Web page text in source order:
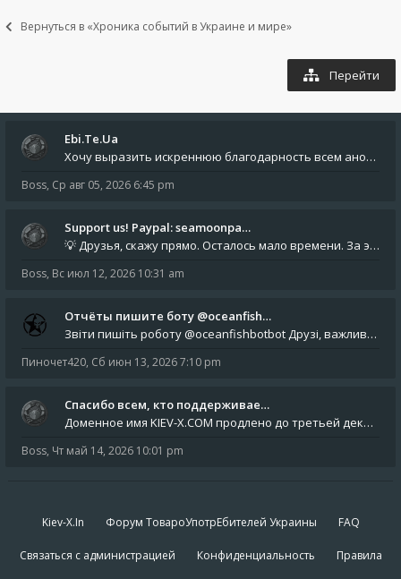
Вернуться в «Хроника событий в Украине и мире»
Перейти
Ebi.Te.Ua
Хочу выразить искреннюю благодарность всем анонимным пользователям, которые поддержали наше сообщество финансово. Благод
Boss, Ср авг 05, 2026 6:45 pm
Support us! Paypal: seamoonpa…
💡 Друзья, скажу прямо. Осталось мало времени. За это время нам нужно закрыть последние обязательные расходы: около 500
Boss, Вс июл 12, 2026 10:31 am
Отчёты пишите боту @oceanfish…
Звіти пишіть роботу @oceanfishbotbot Друзі, важливе повідомлення для учасників форума. Основне звернення опублікован
Пиночет420, Сб июн 13, 2026 7:10 pm
Спасибо всем, кто поддерживае…
Доменное имя KIEV-X.COM продлено до третьей декады августа 2027 года! Спасибо всем анонимным пользователям, которые по
Boss, Чт май 14, 2026 10:01 pm
Kiev-X.In Форум ТовароУпотрЕбителей Украины FAQ
Связаться с администрацией Конфиденциальность Правила